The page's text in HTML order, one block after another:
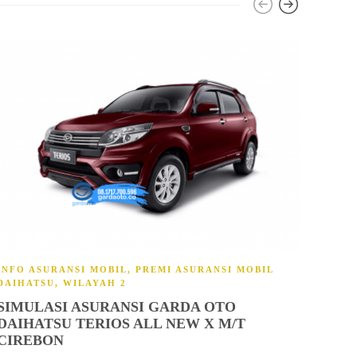
ASURANSI MOBIL, PREMI ASURANSI MOBIL
, WILAYAH 2
ASURANSI GARDA OTO
TERIOS ALL NEW X M/T